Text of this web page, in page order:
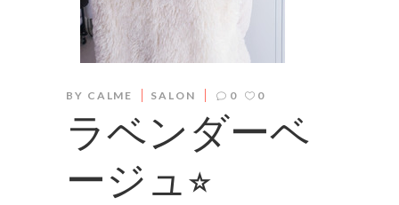
BY CALME SALON 0 0
ラベンダーベ
ージュ⭐︎